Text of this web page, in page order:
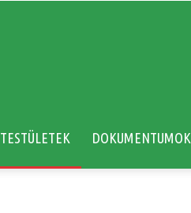
TESTÜLETEK DOKUMENTUMOK